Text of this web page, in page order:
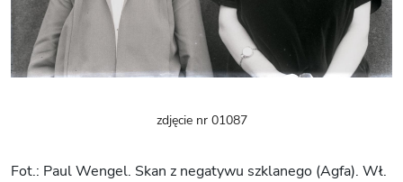
zdjęcie nr 01087
Fot.: Paul Wengel. Skan z negatywu szklanego (Agfa). Wł.